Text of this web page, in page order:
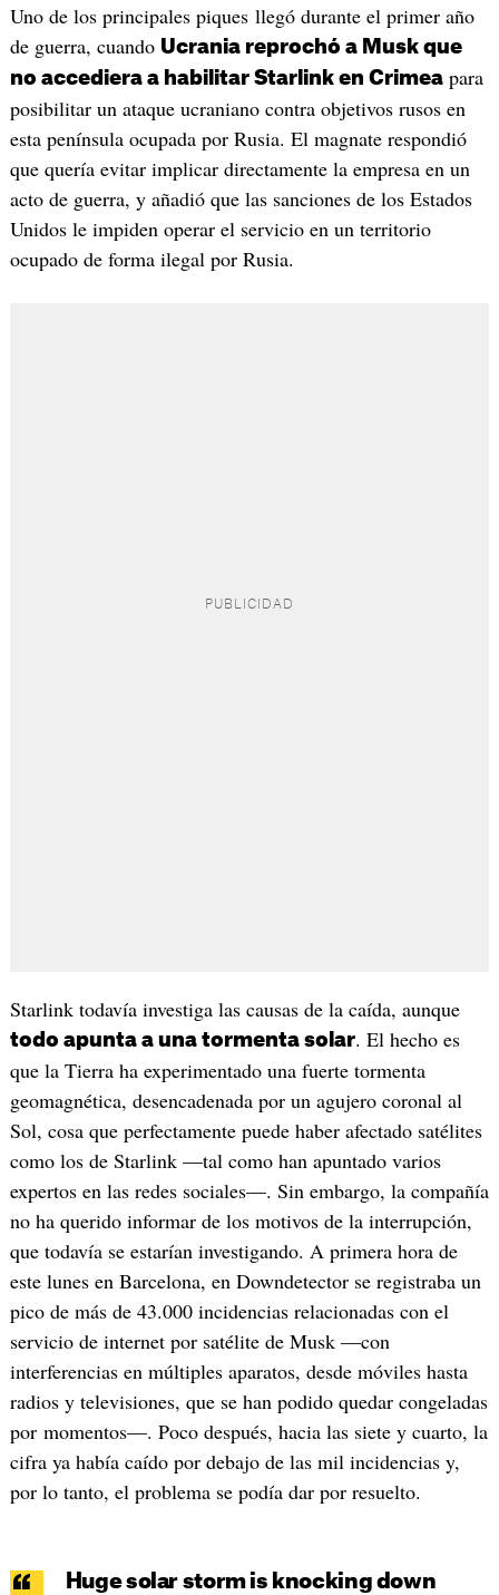
Uno de los principales piques llegó durante el primer año
de guerra, cuando Ucrania reprochó a Musk que
no accediera a habilitar Starlink en Crimeapara
posibilitar un ataque ucraniano contra objetivos rusos en
esta península ocupada por Rusia. El magnate respondió
que quería evitar implicar directamente la empresa en un
acto de guerra, y añadió que las sanciones de los Estados
Unidos le impiden operar el servicio en un territorio
ocupado de forma ilegal por Rusia.
Starlink todavía investiga las causas de la caída, aunque
todo apunta a una tormenta solar. El hecho es
que la Tierra ha experimentado una fuerte tormenta
geomagnética, desencadenada por un agujero coronal al
Sol, cosa que perfectamente puede haber afectado satélites
como los de Starlink —tal como han apuntado varios
expertos en las redes sociales—. Sin embargo, la compañía
no ha querido informar de los motivos de la interrupción,
que todavía se estarían investigando. A primera hora de
este lunes en Barcelona, en Downdetector se registraba un
pico de más de 43.000 incidencias relacionadas con el
servicio de internet por satélite de Musk —con
interferencias en múltiples aparatos, desde móviles hasta
radios y televisiones, que se han podido quedar congeladas
por momentos—. Poco después, hacia las siete y cuarto, la
cifra ya había caído por debajo de las mil incidencias y,
por lo tanto, el problema se podía dar por resuelto.
Huge solar storm is knocking down